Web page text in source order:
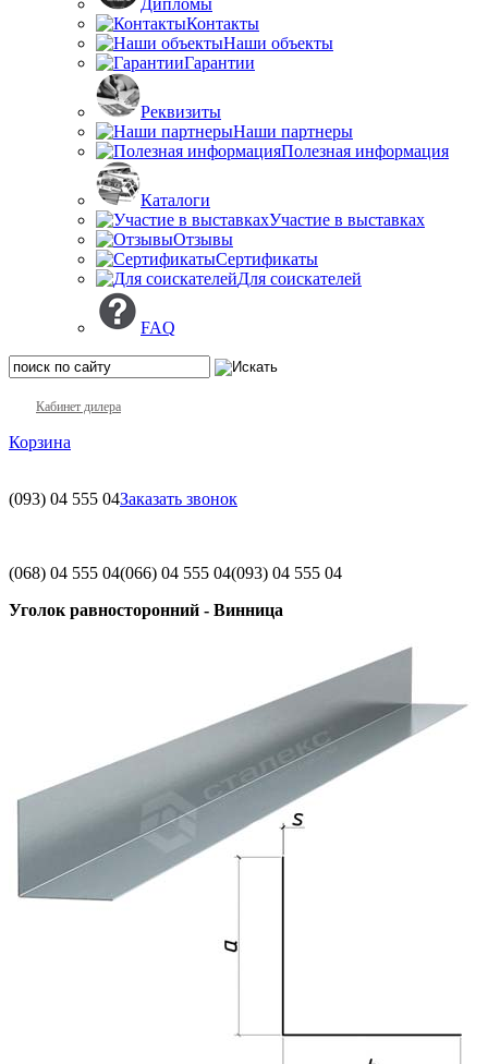
Контакты
Наши объекты
Гарантии
Реквизиты
Наши партнеры
Полезная информация
Каталоги
Участие в выставках
Отзывы
Сертификаты
Для соискателей
FAQ
Кабинет дилера
Корзина
(093) 04 555 04Заказать звонок
(068) 04 555 04(066) 04 555 04(093) 04 555 04
Уголок равносторонний - Винница